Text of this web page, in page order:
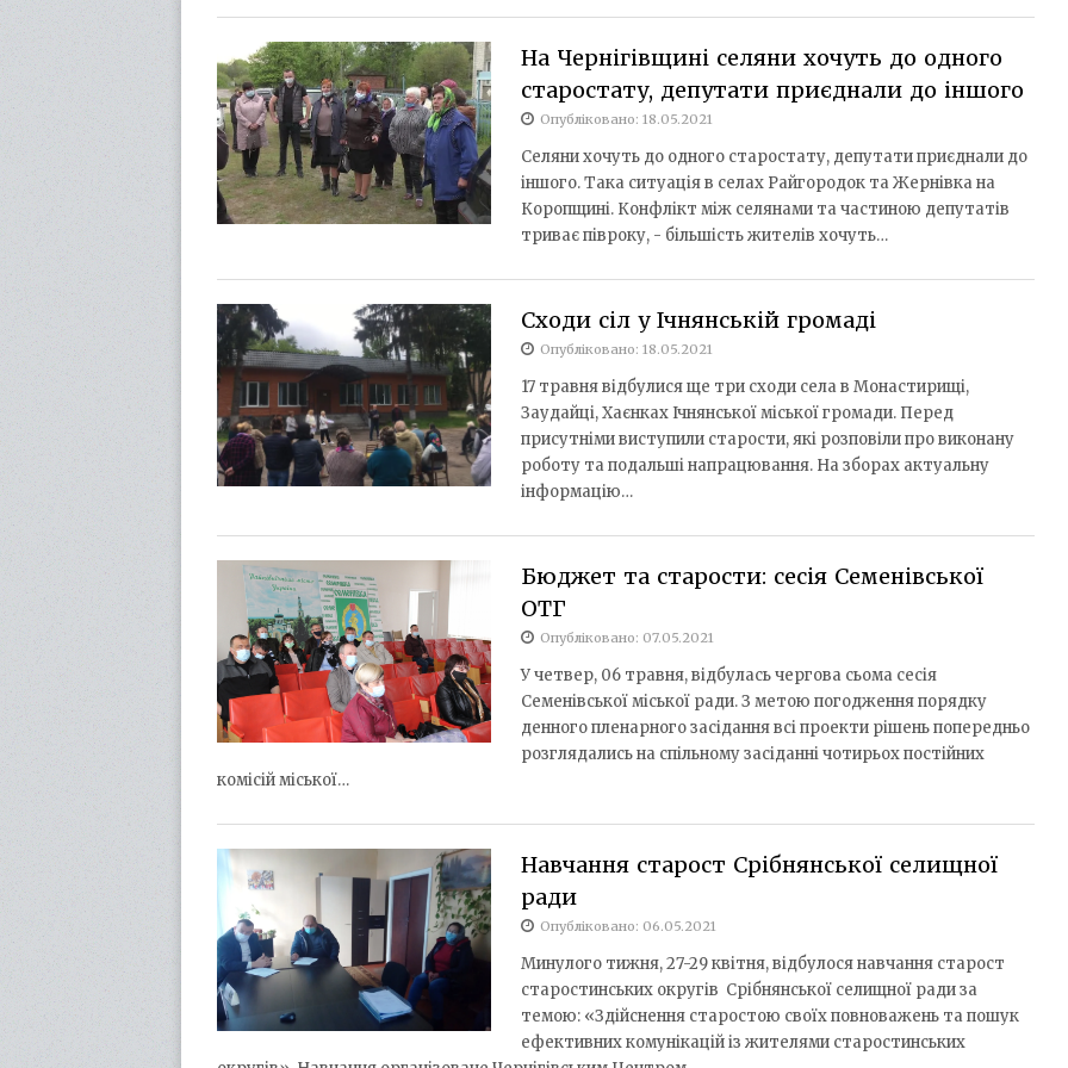
На Чернігівщині селяни хочуть до одного
старостату, депутати приєднали до іншого
Опубліковано: 18.05.2021
Селяни хочуть до одного старостату, депутати приєднали до
іншого. Така ситуація в селах Райгородок та Жернівка на
Коропщині. Конфлікт між селянами та частиною депутатів
триває півроку, - більшість жителів хочуть…
Сходи сіл у Ічнянській громаді
Опубліковано: 18.05.2021
17 травня відбулися ще три сходи села в Монастирищі,
Заудайці, Хаєнках Ічнянської міської громади. Перед
присутніми виступили старости, які розповіли про виконану
роботу та подальші напрацювання. На зборах актуальну
інформацію…
Бюджет та старости: сесія Семенівської
ОТГ
Опубліковано: 07.05.2021
У четвер, 06 травня, відбулась чергова сьома сесія
Семенівської міської ради. З метою погодження порядку
денного пленарного засідання всі проекти рішень попередньо
розглядались на спільному засіданні чотирьох постійних
комісій міської…
Навчання старост Срібнянської селищної
ради
Опубліковано: 06.05.2021
Минулого тижня, 27-29 квітня, відбулося навчання старост
старостинських округів Срібнянської селищної ради за
темою: «Здійснення старостою своїх повноважень та пошук
ефективних комунікацій із жителями старостинських